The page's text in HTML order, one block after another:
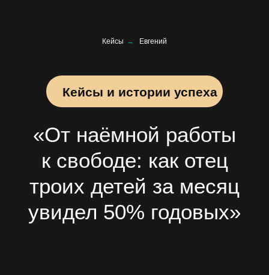
Кейсы → Евгений
«От наёмной работы
троих детей за месяц
увидел 50% годовых»